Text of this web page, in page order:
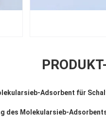
Adsorbent für
des Molekularsieb-